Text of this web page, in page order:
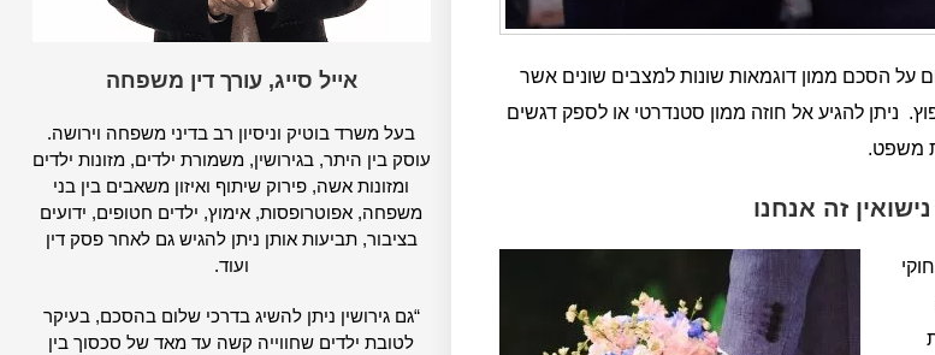
על הסכם ממון דוגמאות שונות למצבים שונים אשר
ניתן להגיע אל חוזה ממון סטנדרטי או לספק דגשים
משפט.
זה אנחנו
אייל סייג, עורך דין משפחה
בעל משרד בוטיק וניסיון רב בדיני משפחה וירושה.
עוסק בין היתר, בגירושין, משמורת ילדים, מזונות ילדים
ומזונות אשה, פירוק שיתוף ואיזון משאבים בין בני
משפחה, אפוטרופסות, אימוץ, ילדים חטופים, ידועים
בציבור, תביעות אותן ניתן להגיש גם לאחר פסק דין
ועוד.
“גם גירושין ניתן להשיג בדרכי שלום בהסכם, בעיקר
לטובת ילדים שחווייה קשה עד מאד של סכסוך בין